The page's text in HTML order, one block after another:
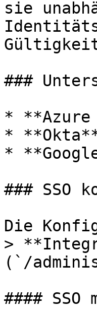
sie
###
*
*
*
### SSO
Die
>
(`/
####